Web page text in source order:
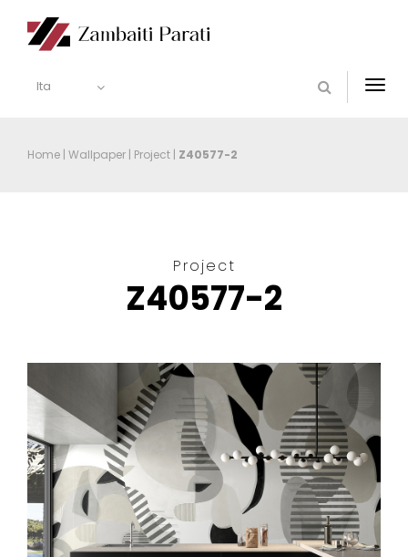
Ita
Home | Wallpaper | Project | Z40577-2
Project
Z40577-2